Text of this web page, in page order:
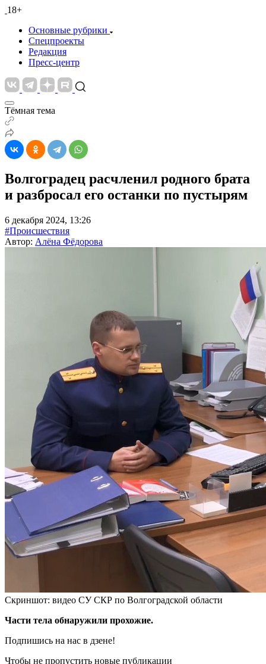
18+
Основные рубрики
Спецпроекты
Редакция
Пресс-центр
Тёмная тема
Волгоградец расчленил родного брата
и разбросал его останки по пустырям
6 декабря 2024, 13:26
#Происшествия
Автор: Алёна Фёдорова
Скриншот: видео СУ СКР по Волгоградской области
Части тела обнаружили прохожие.
Подпишись на нас в дзене!
Чтобы не пропустить новые публикации